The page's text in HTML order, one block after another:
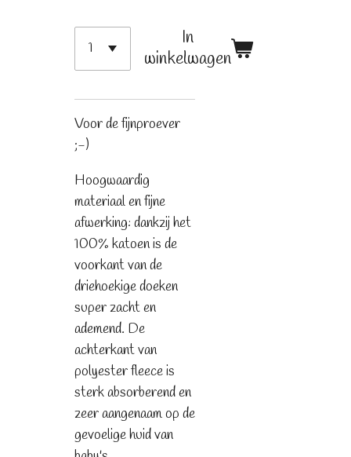
In
winkelwagen
Voor de fijnproever
;-)
Hoogwaardig
materiaal en fijne
afwerking: dankzij het
100% katoen is de
voorkant van de
driehoekige doeken
super zacht en
ademend. De
achterkant van
polyester fleece is
sterk absorberend en
zeer aangenaam op de
gevoelige huid van